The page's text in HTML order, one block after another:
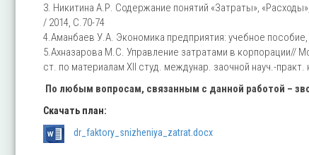
3. Никитина А.Р. Содержание понятий «Затраты»,
/ 2014, С.70-74
4.Аманбаев У.А. Экономика предприятия: учебное
5.Ахназарова М.С. Управление затратами в корпорации//
ст. по материалам XII студ. междунар. заочной науч.-
По любым вопросам, связанным с данной работой –
Скачать план:
dr_faktory_snizheniya_zatrat.docx